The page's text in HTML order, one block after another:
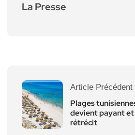
La Presse
Article Précédent
Plages
devient payant et
rétrécit